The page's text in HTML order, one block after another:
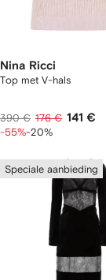
Nina Ricci
Top met V-hals
390 € 176 € 141 €
-55%-20%
Speciale aanbieding